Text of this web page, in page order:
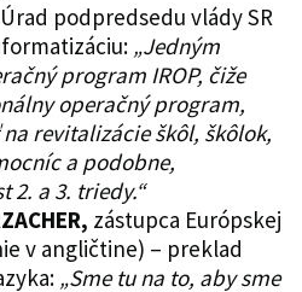
Úrad podpredsedu vlády SR
„Jedným
program IROP, čiže
operačný program,
revitalizácie škôl, škôlok,
a podobne,
2. a 3. triedy.“
zástupca Európskej
v angličtine) – preklad
„Sme tu na to, aby sme